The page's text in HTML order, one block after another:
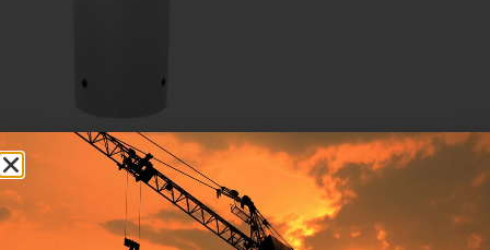
PARADIGMA ACCUMULO
INERZIALE
CALDO/FREDDO 100 lt